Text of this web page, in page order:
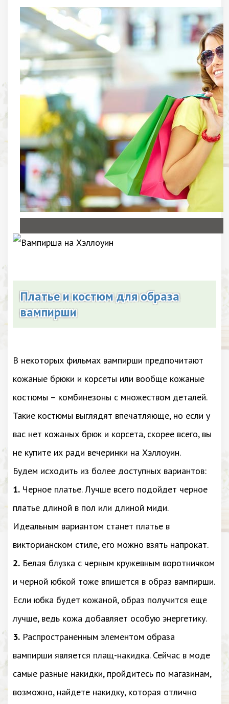
Платье и костюм для образа
вампирши
В некоторых фильмах вампирши предпочитают
кожаные брюки и корсеты или вообще кожаные
костюмы – комбинезоны с множеством деталей.
Такие костюмы выглядят впечатляюще, но если у
вас нет кожаных брюк и корсета, скорее всего, вы
не купите их ради вечеринки на Хэллоуин.
Будем исходить из более доступных вариантов:
1. Черное платье. Лучше всего подойдет черное
платье длиной в пол или длиной миди.
Идеальным вариантом станет платье в
викторианском стиле, его можно взять напрокат.
2. Белая блузка с черным кружевным воротничком
и черной юбкой тоже впишется в образ вампирши.
Если юбка будет кожаной, образ получится еще
лучше, ведь кожа добавляет особую энергетику.
3. Распространенным элементом образа
вампирши является плащ-накидка. Сейчас в моде
самые разные накидки, пройдитесь по магазинам,
возможно, найдете накидку, которая отлично